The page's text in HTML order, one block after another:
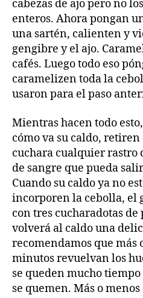
cabezas de ajo pero no
enteros. Ahora pongan
una sartén, calienten y
gengibre y el ajo.
cafés. Luego todo eso
caramelizen toda la
usaron para el paso
Mientras hacen todo
cómo va su caldo,
cuchara cualquier rastro
de sangre que pueda
Cuando su caldo ya no
incorporen la cebolla, el
con tres cucharadotas
volverá al caldo una
recomendamos que más
minutos revuelvan los
se queden mucho
se quemen. Más o